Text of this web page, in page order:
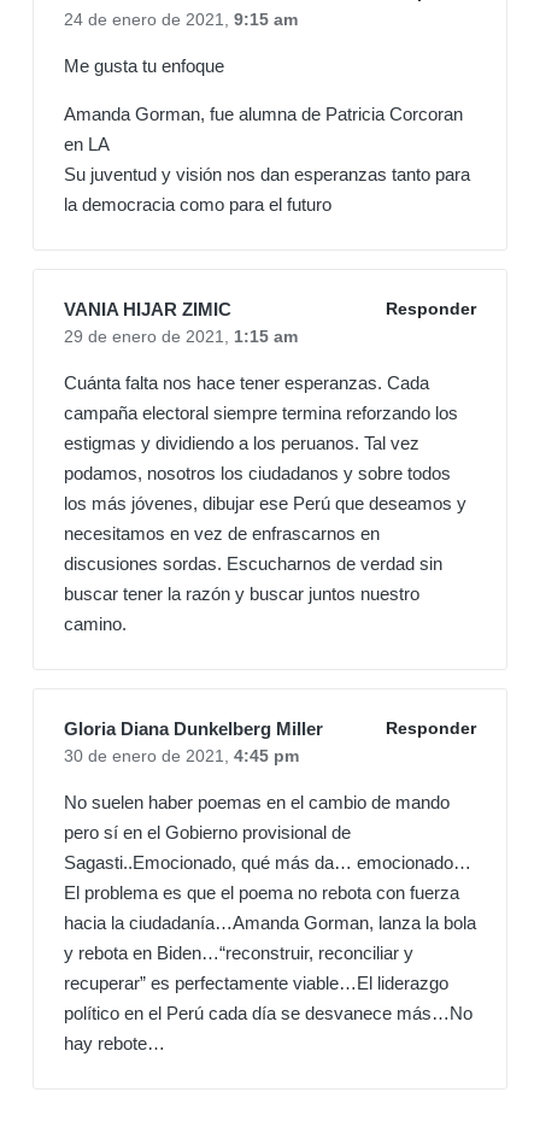
24 de enero de 2021, 9:15 am
Me gusta tu enfoque
Amanda Gorman, fue alumna de Patricia Corcoran
en LA
Su juventud y visión nos dan esperanzas tanto para
la democracia como para el futuro
VANIA HIJAR ZIMIC
Responder
29 de enero de 2021, 1:15 am
Cuánta falta nos hace tener esperanzas. Cada
campaña electoral siempre termina reforzando los
estigmas y dividiendo a los peruanos. Tal vez
podamos, nosotros los ciudadanos y sobre todos
los más jóvenes, dibujar ese Perú que deseamos y
necesitamos en vez de enfrascarnos en
discusiones sordas. Escucharnos de verdad sin
buscar tener la razón y buscar juntos nuestro
camino.
Gloria Diana Dunkelberg Miller
Responder
30 de enero de 2021, 4:45 pm
No suelen haber poemas en el cambio de mando
pero sí en el Gobierno provisional de
Sagasti..Emocionado, qué más da… emocionado…
El problema es que el poema no rebota con fuerza
hacia la ciudadanía…Amanda Gorman, lanza la bola
y rebota en Biden…“reconstruir, reconciliar y
recuperar” es perfectamente viable…El liderazgo
político en el Perú cada día se desvanece más…No
hay rebote…